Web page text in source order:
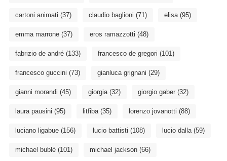
cartoni animati (37) claudio baglioni (71) elisa(95)
emma marrone(37) eros ramazzotti (48)
fabrizio de andré(133) francesco de gregori (101)
francesco guccini (73) gianluca grignani (29)
gianni morandi (45) giorgia(32) giorgio gaber(32)
laura pausini (95) litfiba(35) lorenzo jovanotti (88)
luciano ligabue(156) lucio battisti (108) lucio dalla(59)
michael bublé(101) michael jackson(66)